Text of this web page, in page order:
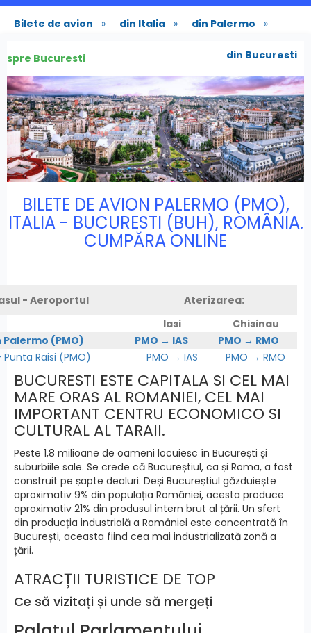
Bilete de avion » din Italia » din Palermo »
spre Bucuresti din Bucuresti
BILETE DE AVION PALERMO (PMO),
ITALIA - BUCURESTI (BUH), ROMÂNIA.
CUMPĂRA ONLINE
- Aeroportul
Aterizarea:
Iasi
Chisinau
Palermo (PMO)
PMO → IAS
PMO → RMO
Raisi (PMO)
PMO → IAS PMO → RMO
BUCURESTI ESTE CAPITALA SI CEL MAI
MARE ORAS AL ROMANIEI, CEL MAI
IMPORTANT CENTRU ECONOMICO SI
CULTURAL AL TARAII.
Peste 1,8 milioane de oameni locuiesc în București și
suburbiile sale. Se crede că Bucureștiul, ca și Roma, a fost
construit pe șapte dealuri. Deși Bucureștiul găzduiește
aproximativ 9% din populația României, acesta produce
aproximativ 21% din produsul intern brut al țării. Un sfert
din producția industrială a României este concentrată în
București, aceasta fiind cea mai industrializată zonă a
țării.
ATRACȚII TURISTICE DE TOP
Ce să vizitați și unde să mergeți